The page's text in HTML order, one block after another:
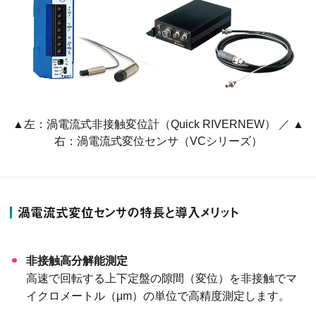
▲左：渦電流式非接触変位計（Quick RIVERNEW） ／ ▲
右：渦電流式変位センサ（VCシリーズ）
渦電流式変位センサの特長と導入メリット
非接触高分解能測定
高速で回転する上下定盤の隙間（変位）を非接触でマ
イクロメートル（μm）の単位で高精度測定します。